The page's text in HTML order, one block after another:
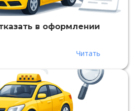
в оформлении
Читать